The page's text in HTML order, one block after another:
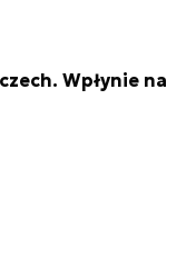
Wpłynie na